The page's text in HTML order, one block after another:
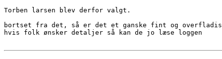
Torben larsen blev derfor valgt.
bortset fra det, så er det et ganske fint og
hvis folk ønsker detaljer så kan de jo læse loggen